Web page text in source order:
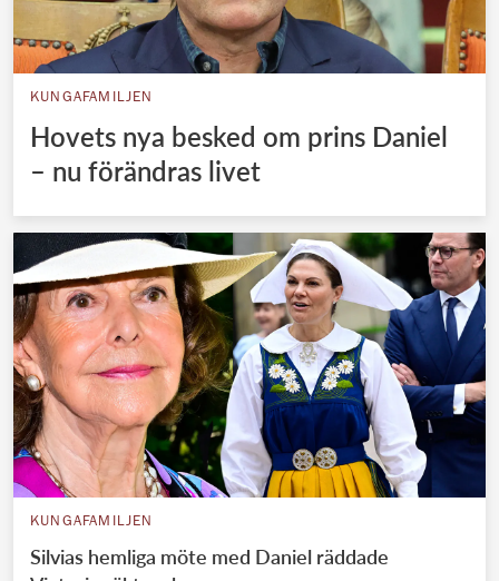
KUNGAFAMILJEN
Hovets nya besked om prins Daniel
– nu förändras livet
KUNGAFAMILJEN
Silvias hemliga möte med Daniel räddade